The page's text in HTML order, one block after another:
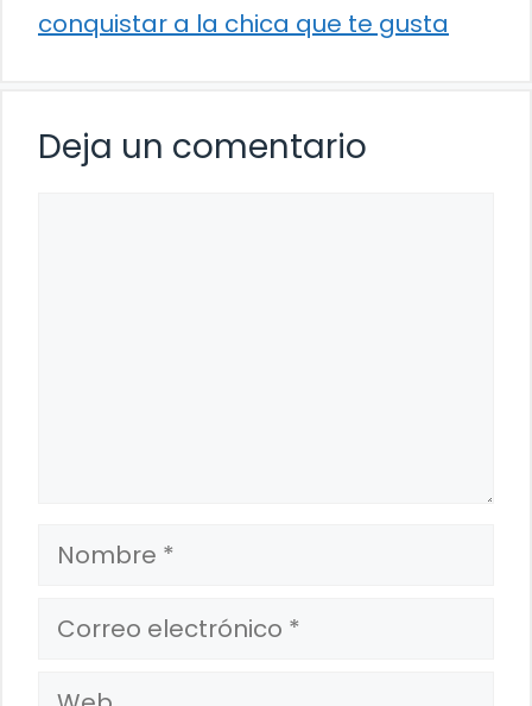
conquistar a la chica que te gusta
Deja un comentario
Nombre
Correo
electrónico
Web